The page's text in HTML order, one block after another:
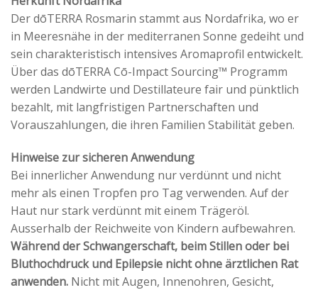
Der dōTERRA Rosmarin stammt aus Nordafrika, wo er
in Meeresnähe in der mediterranen Sonne gedeiht und
sein charakteristisch intensives Aromaprofil entwickelt.
Über das dōTERRA Cō-Impact Sourcing™ Programm
werden Landwirte und Destillateure fair und pünktlich
bezahlt, mit langfristigen Partnerschaften und
Vorauszahlungen, die ihren Familien Stabilität geben.
Hinweise zur sicheren Anwendung
Bei innerlicher Anwendung nur verdünnt und nicht
mehr als einen Tropfen pro Tag verwenden. Auf der
Haut nur stark verdünnt mit einem Trägeröl.
Ausserhalb der Reichweite von Kindern aufbewahren.
Während der Schwangerschaft, beim Stillen oder bei
Bluthochdruck und Epilepsie nicht ohne ärztlichen Rat
anwenden. Nicht mit Augen, Innenohren, Gesicht,